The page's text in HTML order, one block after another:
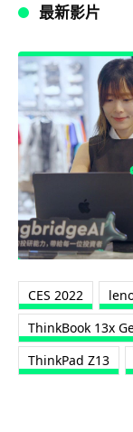
最新影片
CES 2022
ThinkBook 13x
ThinkPad Z13